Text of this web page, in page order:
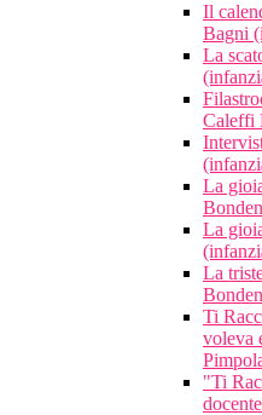
Il
Bagni
La
Caleffi
La
La
La
Ti
voleva
"Ti